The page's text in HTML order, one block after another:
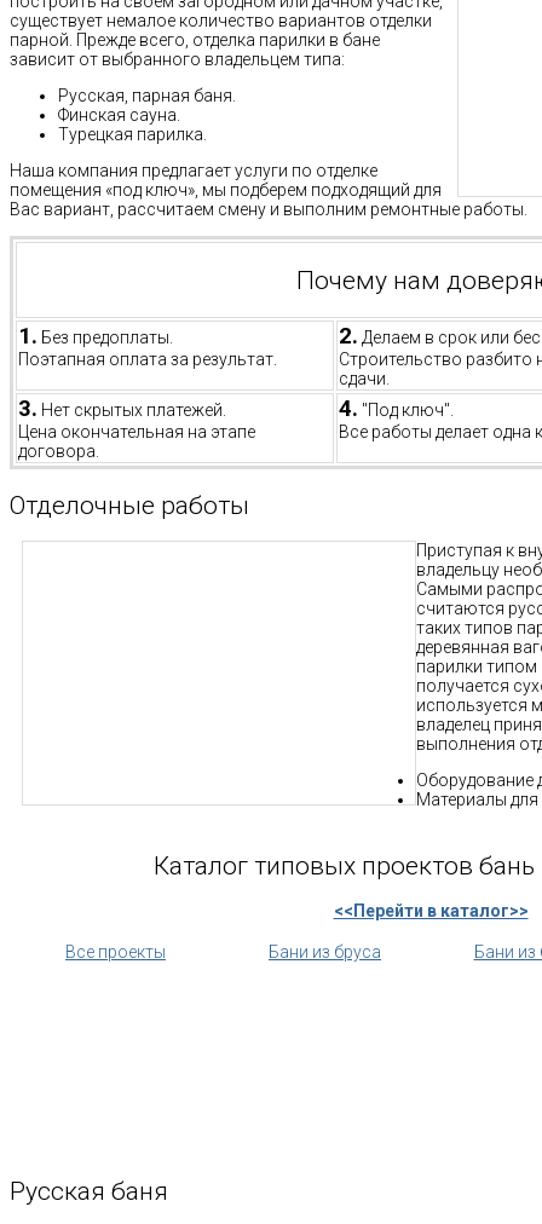
существует немалое количество вариантов отделки
парной. Прежде всего, отделка парилки в бане
зависит от выбранного владельцем типа:
Русская, парная баня.
Финская сауна.
Турецкая парилка.
Наша компания предлагает услуги по отделке
помещения «под ключ», мы подберем подходящий для
Вас вариант, рассчитаем смену и выполним ремонтные работы.
Почему нам
1. Без предоплаты.
Поэтапная оплата за результат.
2. Делаем в срок или
Строительство
сдачи.
3. Нет скрытых платежей.
Цена окончательная на этапе
договора.
4. "Под ключ".
Все работы делает одна
Отделочные работы
Приступая к
владельцу
Самыми
считаются
таких типов
деревянная
парилки
получается
используется
владелец
выполнения
Оборудование
Материалы для
Каталог типовых проектов
<<Перейти в каталог>>
Все проекты Бани из бруса Бани из
Русская баня